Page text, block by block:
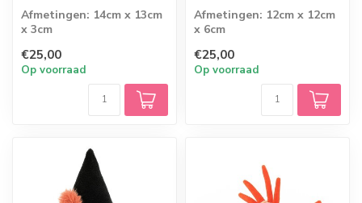
Afmetingen: 14cm x 13cm
x 3cm
€25,00
Op voorraad
Afmetingen: 12cm x 12cm
x 6cm
€25,00
Op voorraad